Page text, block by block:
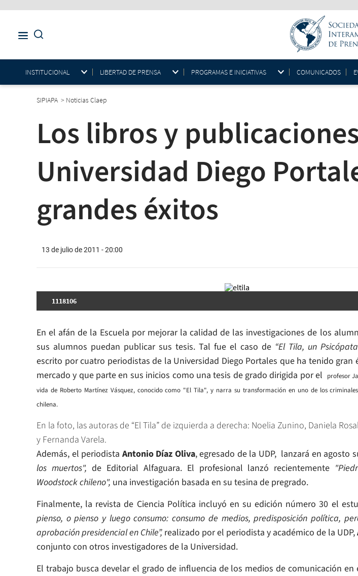
INSTITUCIONAL LIBERTAD DE PRENSA PROGRAMAS E INICIATIVAS COMUNICADOS
SIPIAPA > Noticias Claep
Los libros y
Universidad Diego
grandes éxitos
13 de julio de 2011 - 20:00
1118106
En el afán de la Escuela por mejorar la calidad de las investigaciones de los
sus alumnos puedan publicar sus tesis. Tal fue el caso de “El Tila, un
escrito por cuatro periodistas de la Universidad Diego Portales que ha tenido gran
mercado y que parte en sus inicios como una tesis de grado dirigida por el
profesor
vida de Roberto Martínez Vásquez, conocido como "El Tila", y narra su transformación en uno de los
chilena.
En la foto, las autoras de “El Tila” de izquierda a derecha: Noelia Zunino, Daniela
y Fernanda Varela.
Además, el periodista Antonio Díaz Oliva, egresado de la UDP, lanzará en agosto
los muertos", de Editorial Alfaguara. El profesional lanzó recientemente
Woodstock chileno", una investigación basada en su tesina de pregrado.
Finalmente, la revista de Ciencia Política incluyó en su edición número 30 el
pienso, o pienso y luego consumo: consumo de medios, predisposición política,
aprobación presidencial en Chile”, realizado por el periodista y académico de la UDP,
conjunto con otros investigadores de la Universidad.
El trabajo busca develar el grado de influencia de los medios de comunicación en